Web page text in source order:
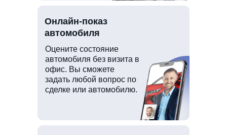
Оцените состояние
автомобиля без визита в
офис. Вы сможете
задать любой вопрос по
сделке или автомобилю.
Онлайн-показ
автомобиля